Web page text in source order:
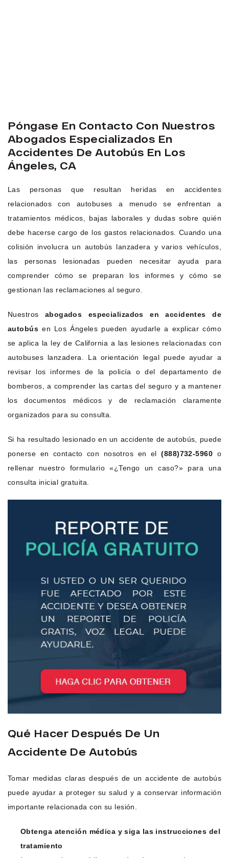
Póngase En Contacto Con Nuestros
Abogados Especializados En
Accidentes De Autobús En Los
Ángeles, CA
Las personas que resultan heridas en accidentes
relacionados con autobuses a menudo se enfrentan a
tratamientos médicos, bajas laborales y dudas sobre quién
debe hacerse cargo de los gastos relacionados. Cuando una
colisión involucra un autobús lanzadera y varios vehículos,
las personas lesionadas pueden necesitar ayuda para
comprender cómo se preparan los informes y cómo se
gestionan las reclamaciones al seguro.
Nuestros abogados especializados en accidentes de
autobús en Los Ángeles pueden ayudarle a explicar cómo
se aplica la ley de California a las lesiones relacionadas con
autobuses lanzadera. La orientación legal puede ayudar a
revisar los informes de la policía o del departamento de
bomberos, a comprender las cartas del seguro y a mantener
los documentos médicos y de reclamación claramente
organizados para su consulta.
Si ha resultado lesionado en un accidente de autobús, puede
ponerse en contacto con nosotros en el(888)732-5960 o
rellenar nuestro formulario «¿Tengo un caso?» para una
consulta inicial gratuita.
Qué Hacer Después De Un
Accidente De Autobús
Tomar medidas claras después de un accidente de autobús
puede ayudar a proteger su salud y a conservar información
importante relacionada con su lesión.
Obtenga atención médica y siga las instrucciones del
tratamiento